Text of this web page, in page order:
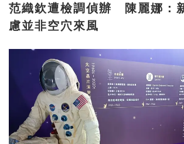
范織欽遭檢調偵辦 陳麗娜：
慮並非空穴來風